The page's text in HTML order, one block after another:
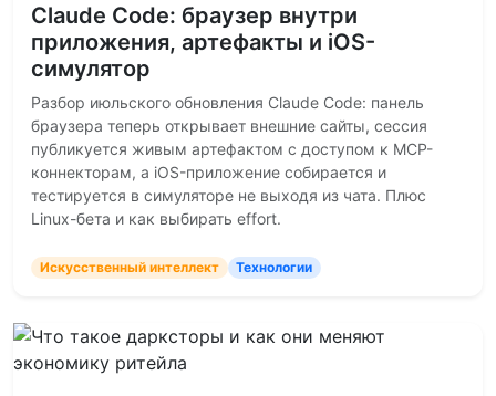
Claude Code: браузер внутри
приложения, артефакты и iOS-
симулятор
Разбор июльского обновления Claude Code: панель
браузера теперь открывает внешние сайты, сессия
публикуется живым артефактом с доступом к MCP-
коннекторам, а iOS-приложение собирается и
тестируется в симуляторе не выходя из чата. Плюс
Linux-бета и как выбирать effort.
Искусственный интеллект Технологии